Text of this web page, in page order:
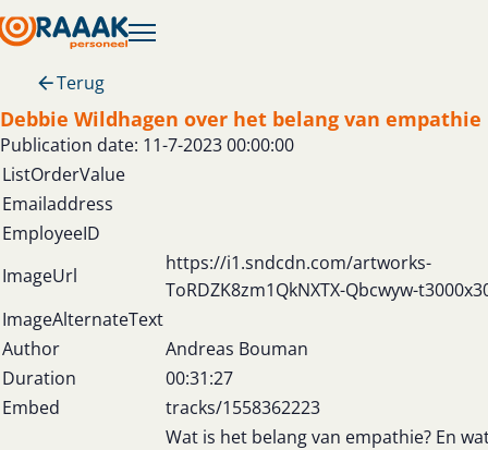
Terug
Debbie Wildhagen over het belang van empathie
Publication date: 11-7-2023 00:00:00
ListOrderValue
Emailaddress
EmployeeID
ImageUrl
https://i1.sndcdn.com/artworks-
ToRDZK8zm1QkNXTX-Qbcwyw-
ImageAlternateText
Author
Andreas Bouman
Duration
00:31:27
Embed
tracks/1558362223
Wat is het belang van empathie? En